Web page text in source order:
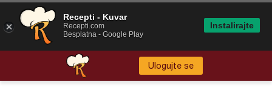
Ulogujte se
Recepti - Kuvar
Recepti.com
Besplatna - Google Play
Instalirajte